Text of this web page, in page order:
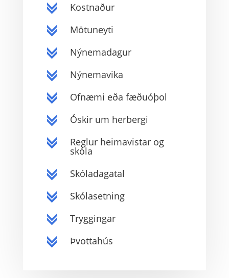
c Kostnaður
c Mötuneyti
c Nýnemadagur
c Nýnemavika
c Ofnæmi eða fæðuóþol
c Óskir um herbergi
c Reglur heimavistar og
skóla
c Skóladagatal
c Skólasetning
c Tryggingar
c Þvottahús